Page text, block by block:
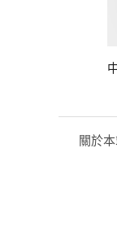
關於